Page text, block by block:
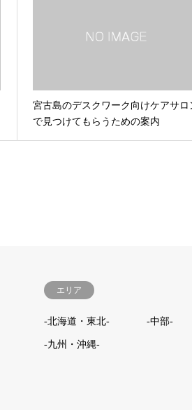
宮古島のデスクワーク向けケアサロ
で見つけてもらうための案内
エリア
-北海道・東北- -中部-
-九州・沖縄-